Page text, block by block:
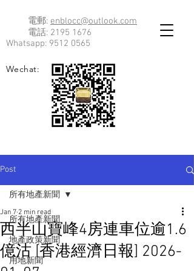
電郵: enblocc@outlook.com
電話: 2195 1676
Whatsapp: 9512 0565
Wechat:
Post
所有地產新聞
地產政策新聞
用地新聞
所有地產新聞
西半山寶峰4房連車位逾1.6
億沽 [香港經濟日報] 2026-
Jan 7 2 min read